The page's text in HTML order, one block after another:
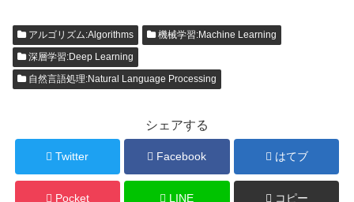
アルゴリズム:Algorithms
機械学習:Machine Learning
深層学習:Deep Learning
自然言語処理:Natural Language Processing
シェアする
Twitter Facebook はてブ
Pocket LINE コピー